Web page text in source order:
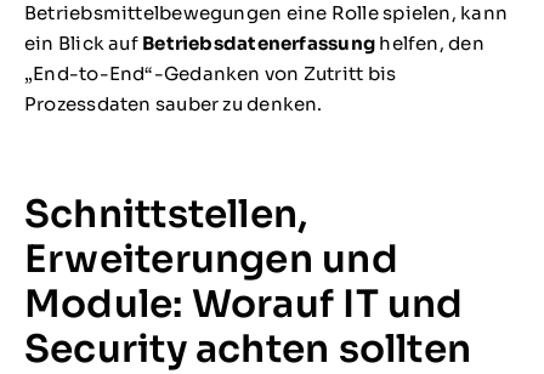
Betriebsmittelbewegungen eine Rolle spielen, kann
ein Blick auf Betriebsdatenerfassung helfen, den
„End-to-End“-Gedanken von Zutritt bis
Prozessdaten sauber zu denken.
Schnittstellen,
Erweiterungen und
Module: Worauf IT und
Security achten sollten